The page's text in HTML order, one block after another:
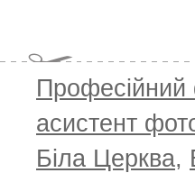
асистент
Біла Церква,